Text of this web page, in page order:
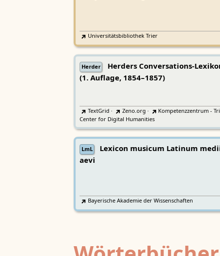
Universitätsbibliothek Trier
Herder
Herders Conversations-
(1. Auflage, 1854–1857)
TextGrid · Zeno.org ·
Kompetenzzentrum -
Center for Digital Humanities
LmL
Lexicon musicum Latinum
aevi
Bayerische Akademie der Wissenschaften